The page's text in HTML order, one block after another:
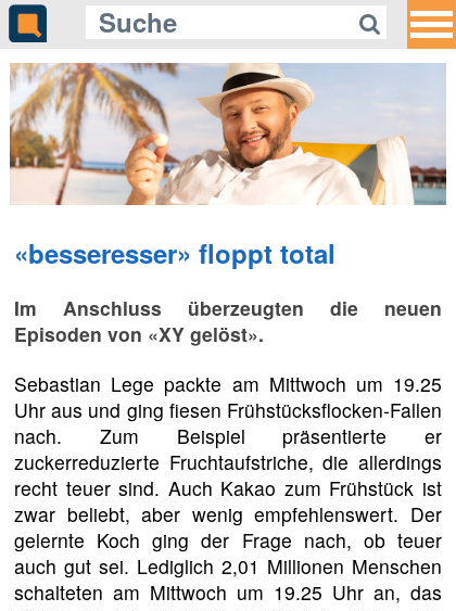
«besseresser» floppt total
Im Anschluss überzeugten die neuen
Episoden von «XY gelöst».
Sebastian Lege packte am Mittwoch um 19.25
Uhr aus und ging fiesen Frühstücksflocken-Fallen
nach. Zum Beispiel präsentierte er
zuckerreduzierte Fruchtaufstriche, die allerdings
recht teuer sind. Auch Kakao zum Frühstück ist
zwar beliebt, aber wenig empfehlenswert. Der
gelernte Koch ging der Frage nach, ob teuer
auch gut sei. Lediglich 2,01 Millionen Menschen
schalteten am Mittwoch um 19.25 Uhr an, das